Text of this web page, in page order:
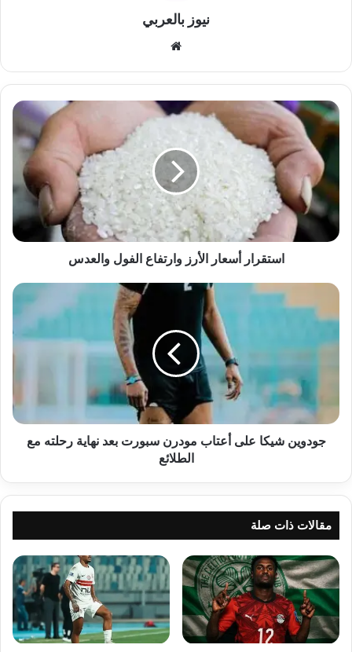
نيوز بالعربي
استقرار
أسعار
الأرز
وارتفاع
الفول
والعدس
استقرار أسعار الأرز وارتفاع الفول والعدس
جودوين
على
أعتاب
نهاية
رحلته
جودوين شيكا على أعتاب مودرن سبورت بعد نهاية رحلته مع
الطلائع
مقالات ذات صلة